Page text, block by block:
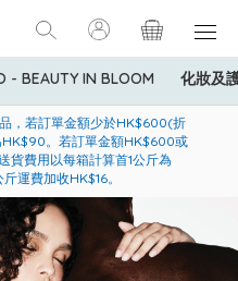
- BEAUTY IN BLOOM 化妝及
物禮遇：高達5%簽賬回贈！
$600，可享免費送貨服務
，若訂單金額少於HK$600(折
。若訂單金額HK$600或
貨費用以每箱計算首1公斤為
運費加收HK$16。